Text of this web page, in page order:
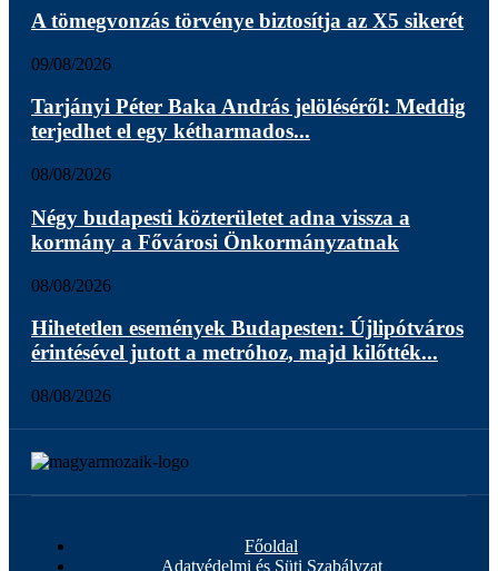
A tömegvonzás törvénye biztosítja az X5 sikerét
09/08/2026
Tarjányi Péter Baka András jelöléséről: Meddig
terjedhet el egy kétharmados...
08/08/2026
Négy budapesti közterületet adna vissza a
kormány a Fővárosi Önkormányzatnak
08/08/2026
Hihetetlen események Budapesten: Újlipótváros
érintésével jutott a metróhoz, majd kilőtték...
08/08/2026
Főoldal
Adatvédelmi és Süti Szabályzat